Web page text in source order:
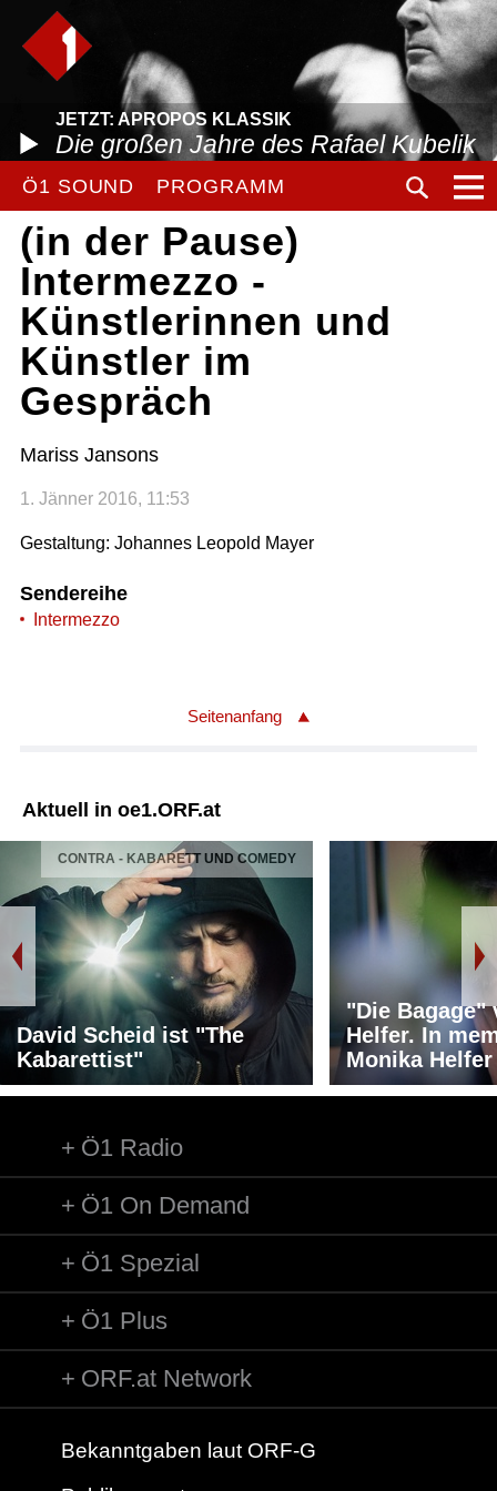
JETZT: APROPOS KLASSIK
Die großen Jahre des Rafael Kubelik
Ö1 SOUND PROGRAMM
(in der Pause)
Intermezzo -
Künstlerinnen und
Künstler im
Gespräch
Mariss Jansons
1. Jänner 2016, 11:53
Gestaltung: Johannes Leopold Mayer
Sendereihe
Intermezzo
Seitenanfang
Aktuell in oe1.ORF.at
CONTRA - KABARETT UND COMEDY
David Scheid ist "The
Kabarettist"
"Die Bagage"
Helfer. In
Monika Helfer
Ö1 Radio
Ö1 On Demand
Ö1 Spezial
Ö1 Plus
ORF.at Network
Bekanntgaben laut ORF-G